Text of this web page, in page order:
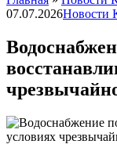
07.07.2026Новости